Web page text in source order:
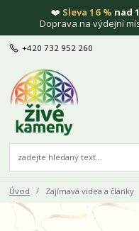
❤️ Sleva 16 % nad
Doprava na výdejní
+420 732 952 260
Úvod Zajímavá videa a články